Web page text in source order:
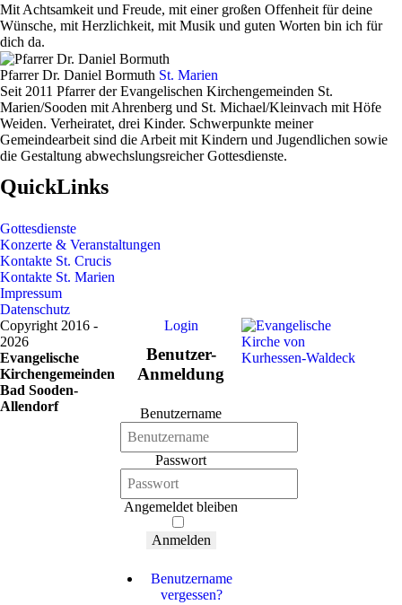
Mit Achtsamkeit und Freude, mit einer großen Offenheit für deine
Wünsche, mit Herzlichkeit, mit Musik und guten Worten bin ich für
dich da.
Pfarrer Dr. Daniel Bormuth St. Marien
Seit 2011 Pfarrer der Evangelischen Kirchengemeinden St.
Marien/Sooden mit Ahrenberg und St. Michael/Kleinvach mit Höfe
Weiden. Verheiratet, drei Kinder. Schwerpunkte meiner
Gemeindearbeit sind die Arbeit mit Kindern und Jugendlichen sowie
die Gestaltung abwechslungsreicher Gottesdienste.
QuickLinks
Gottesdienste
Konzerte & Veranstaltungen
Kontakte St. Crucis
Kontakte St. Marien
Impressum
Datenschutz
Copyright 2016 -
2026
Evangelische
Kirchengemeinden
Bad Sooden-
Allendorf
Login
Benutzer-
Anmeldung
Benutzername
Passwort
Angemeldet bleiben
Anmelden
Benutzername
vergessen?